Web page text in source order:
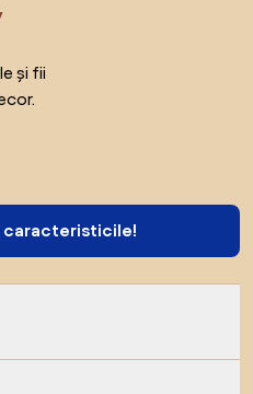
și fii
caracteristicile!